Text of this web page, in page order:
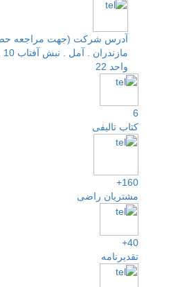
آدرس شرکت (جهت مراجعه
واحد 22
6
کتاب تالیفی
160+
مشتریان راضی
40+
تقدیرنامه